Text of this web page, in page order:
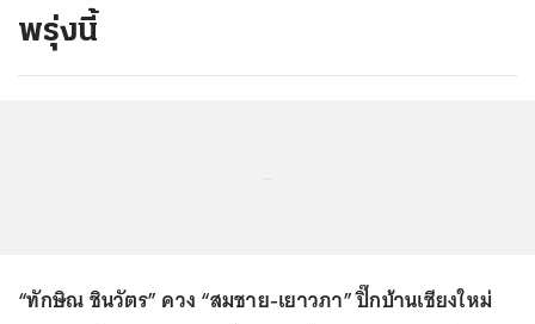
พรุ่งนี้
“ทักษิณ ชินวัตร” ควง “สมชาย-เยาวภา” ปิ๊กบ้านเชียงใหม่